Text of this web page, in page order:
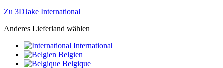
Zu 3DJake International
Anderes Lieferland wählen
International
Belgien
Belgique